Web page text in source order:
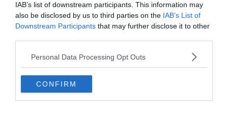
IAB’s list of downstream participants. This information may
also be disclosed by us to third parties on the IAB’s List of
Downstream Participants that may further disclose it to other
Personal Data Processing Opt Outs
CONFIRM